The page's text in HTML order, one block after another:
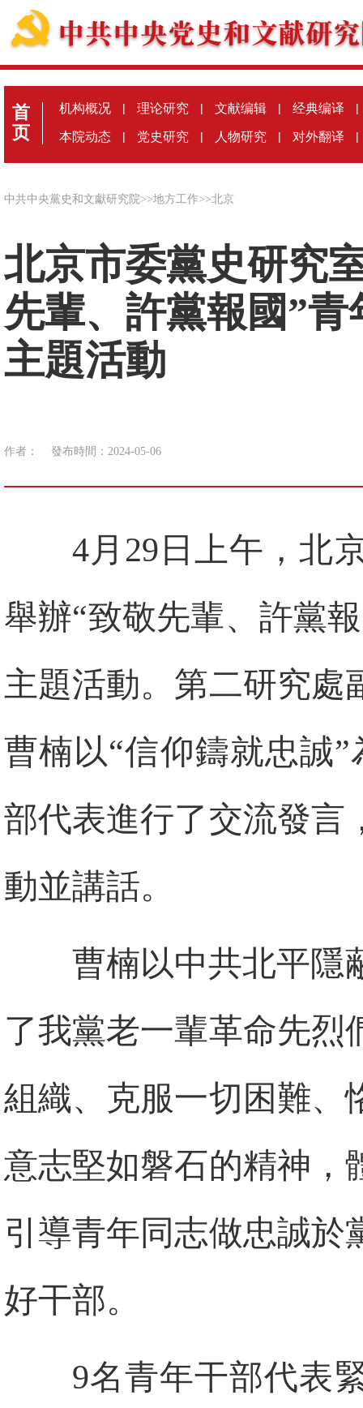
首
页
机构概况 | 理论研究 | 文献编辑 | 经典编译 |
本院动态 | 党史研究 | 人物研究 | 对外翻译 |
中共中央黨史和文獻研究院>>地方工作>>北京
北京市委黨史研究
先輩、許黨報國”
主題活動
作者： 發布時間：2024-05-06
4月29日上午，北
舉辦“致敬先輩、許黨
主題活動。第二研究處
曹楠以“信仰鑄就忠誠
部代表進行了交流發言
動並講話。
曹楠以中共北平隱
了我黨老一輩革命先烈
組織、克服一切困難、
意志堅如磐石的精神，
引導青年同志做忠誠於
好干部。
9名青年干部代表